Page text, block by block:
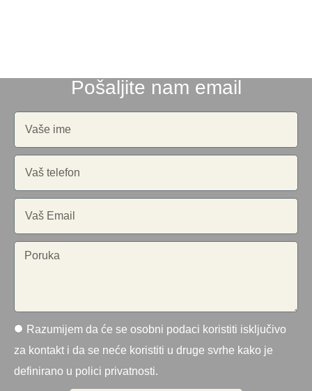
Pošaljite nam email
Razumijem da će se osobni podaci koristiti isključivo
za kontakt i da se neće koristiti u druge svrhe kako je
definirano u polici privatnosti.